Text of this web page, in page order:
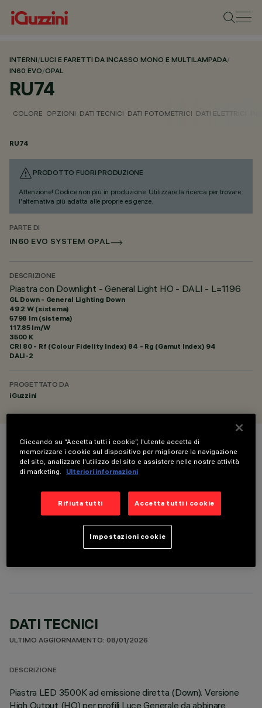
INTERNI/LUCI E FARETTI DA INCASSO MONO E MULTILAMPADA/
IN60 EVO/OPAL
RU74
COLORE OPZIONI DATI TECNICI DATI FOTOMETRICI DATI ELETTRICI
RU74
PRODOTTO FUORI PRODUZIONE
Attenzione! Codice non più in produzione. Utilizzare la ricerca per trovare
l'alternativa più adatta alle proprie esigenze.
PARTE DI
IN60 EVO SYSTEM OPAL
DESCRIZIONE
Piastra con Downlight - General Light HO - DALI - L=1196
GL Down - General Lighting Down
49.2 W (sistema)
5798 lm (sistema)
117.85 lm/W
3500 K
CRI 80- Rf (Colour Fidelity Index) 84 - Rg (Gamut Index) 94
DALI-2
PROGETTATO DA
iGuzzini
COLORE
MODULO LINEARE
DATI TECNICI
ULTIMO AGGIORNAMENTO: 08/01/2026
DESCRIZIONE
Piastra LED 3500K ad emissione diretta (Down). Versione
High Output (HO) per profili Luce Generale da abbinare
Cliccando su “Accetta tutti i cookie”, l'utente accetta di
memorizzare i cookie sul dispositivo per migliorare la navigazione
del sito, analizzare l'utilizzo del sito e assistere nelle nostre attività
di marketing.
Ulteriori informazioni
Rifiuta tutti Accetta tutti i cookie
Impostazioni cookie